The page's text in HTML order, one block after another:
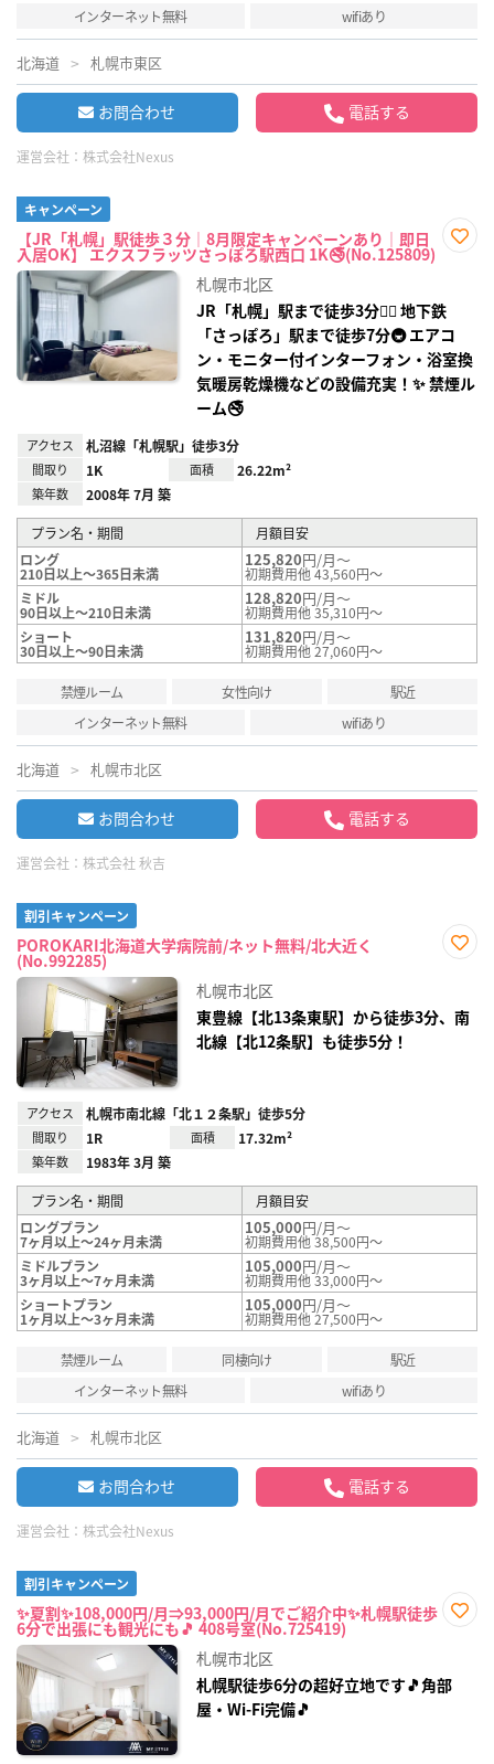
インターネット無料
wifiあり
北海道 札幌市東区
お問合わせ 電話する
運営会社： 株式会社Nexus
キャンペーン
【JR「札幌」駅徒歩３分｜8月限定キャンペーンあり｜即日
入居OK】 エクスフラッツさっぽろ駅西口 1K🚭(No.125809)
録
札幌市北区
JR「札幌」駅まで徒歩3分🚶‍♂️ 地下鉄
「さっぽろ」駅まで徒歩7分🚇 エアコ
ン・モニター付インターフォン・浴室換
気暖房乾燥機などの設備充実！✨ 禁煙ル
ーム🚭
アクセス 札沼線「札幌駅」徒歩3分
間取り 1K 面積 26.22m²
築年数 2008年 7月 築
プラン名・期間
月額目安
ロング
210日以上～365日未満
125,820円/月～
初期費用他 43,560円～
ミドル
90日以上～210日未満
128,820円/月～
初期費用他 35,310円～
ショート
30日以上～90日未満
131,820円/月～
初期費用他 27,060円～
禁煙ルーム 女性向け
駅近
インターネット無料
wifiあり
北海道 札幌市北区
お問合わせ 電話する
運営会社： 株式会社 秋吉
割引キャンペーン
POROKARI北海道大学病院前/ネット無料/北大近く
(No.992285)
録
札幌市北区
東豊線【北13条東駅】から徒歩3分、南
北線【北12条駅】も徒歩5分！
アクセス 札幌市南北線「北１２条駅」徒歩5分
間取り 1R 面積 17.32m²
築年数 1983年 3月 築
プラン名・期間
月額目安
ロングプラン
7ヶ月以上～24ヶ月未満
105,000円/月～
初期費用他 38,500円～
ミドルプラン
3ヶ月以上～7ヶ月未満
105,000円/月～
初期費用他 33,000円～
ショートプラン
1ヶ月以上～3ヶ月未満
105,000円/月～
初期費用他 27,500円～
禁煙ルーム 同棲向け
駅近
インターネット無料
wifiあり
北海道 札幌市北区
お問合わせ 電話する
運営会社： 株式会社Nexus
割引キャンペーン
✨夏割✨108,000円/月⇒93,000円/月でご紹介中✨札幌駅徒歩
6分で出張にも観光にも🎵 408号室(No.725419)
録
札幌市北区
札幌駅徒歩6分の超好立地です🎵角部
屋・Wi-Fi完備🎵